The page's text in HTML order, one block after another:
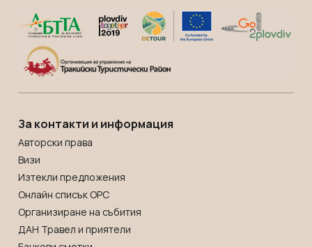
Чили
Шри Ланка
Южна Африка
Южна Корея
Япония
За контакти и информация
Авторски права
Визи
Изтекли предложения
Онлайн списък OРС
Организиране на събития
ДАН Травел и приятели